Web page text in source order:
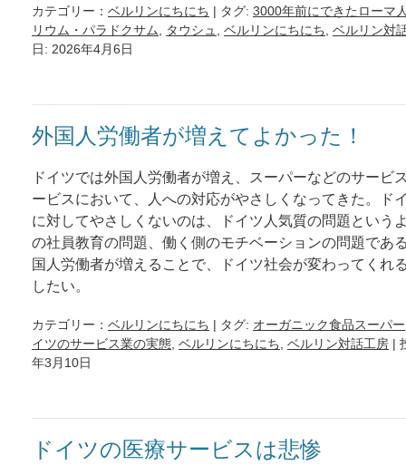
カテゴリー： ベルリンにちにち | タグ: 3000年前にできたローマ
リウム・パラドクサム
タウシュ ベルリンにちにち ベルリン対
日: 2026年4月6日
外国人労働者が増えてよかった！
ドイツでは外国人労働者が増え、スーパーなどのサービ
ービスにおいて、人への対応がやさしくなってきた。ド
に対してやさしくないのは、ドイツ人気質の問題という
の社員教育の問題、働く側のモチベーションの問題であ
国人労働者が増えることで、ドイツ社会が変わってくれ
したい。
カテゴリー： ベルリンにちにち | タグ: オーガニック食品スーパー
イツのサービス業の実態 ベルリンにちにち ベルリン対話工房 |
年3月10日
ドイツの医療サービスは悲惨